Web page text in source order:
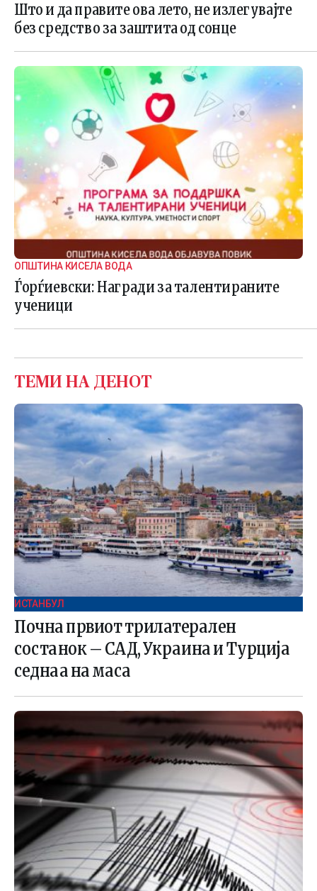
Што и да правите ова лето, не излегувајте
без средство за заштита од сонце
ОПШТИНА КИСЕЛА ВОДА
Ѓорѓиевски: Награди за талентираните
ученици
ТЕМИ НА ДЕНОТ
ИСТАНБУЛ
Почна првиот трилатерален
состанок – САД, Украина и Турција
седнаа на маса